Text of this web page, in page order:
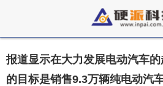
报道显示在大力发展电动汽车
的目标是销售9.3万辆纯电动汽